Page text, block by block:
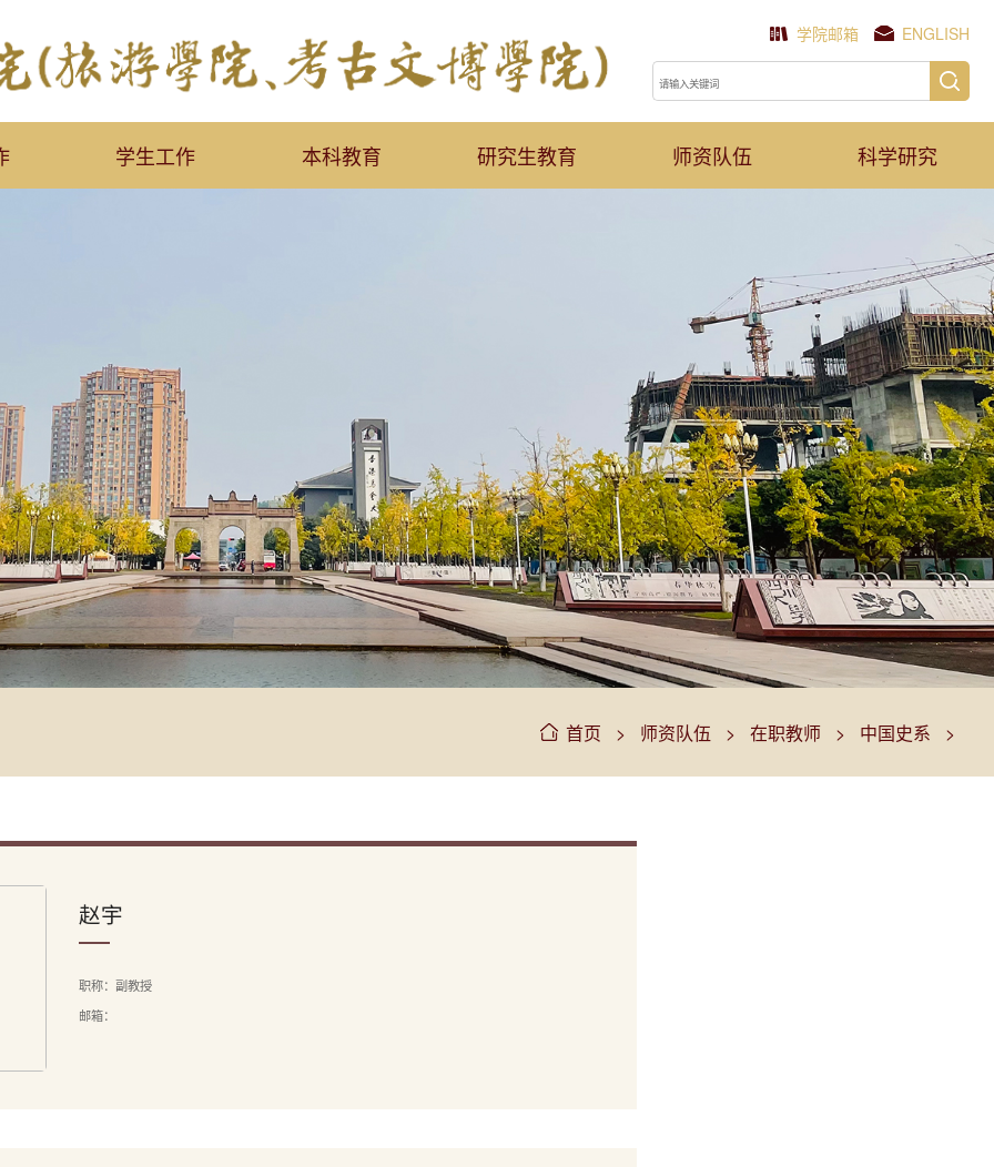
学院邮箱 ENGLISH
学生工作 本科教育 研究生教育 师资队伍 科学研究
首页 > 师资队伍 > 在职教师 > 中国史系 >
赵宇
职称：副教授
邮箱：